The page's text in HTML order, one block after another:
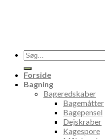
Søg
efter:
Forside
Bagning
Bageredskaber
Bagemåtter
Bagepensel
Dejskraber
Kagespore